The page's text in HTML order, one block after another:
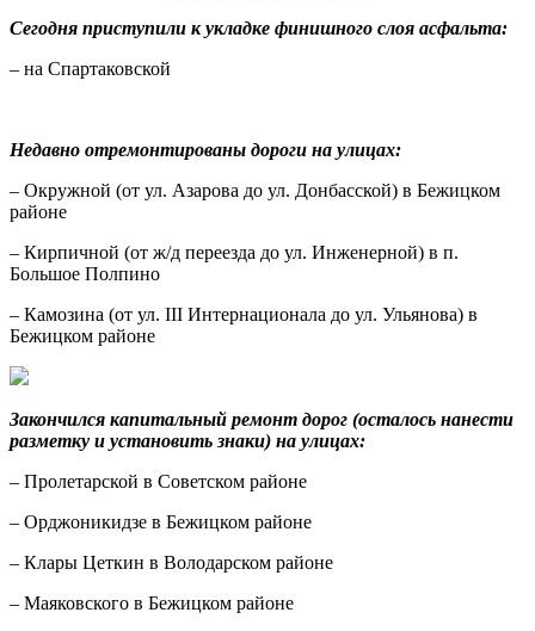
Сегодня приступили к укладке финишного слоя асфальта:
– на Спартаковской
Недавно отремонтированы дороги на улицах:
– Окружной (от ул. Азарова до ул. Донбасской) в Бежицком
районе
– Кирпичной (от ж/д переезда до ул. Инженерной) в п.
Большое Полпино
– Камозина (от ул. III Интернационала до ул. Ульянова) в
Бежицком районе
Закончился капитальный ремонт дорог (осталось нанести
разметку и установить знаки) на улицах:
– Пролетарской в Советском районе
– Орджоникидзе в Бежицком районе
– Клары Цеткин в Володарском районе
– Маяковского в Бежицком районе